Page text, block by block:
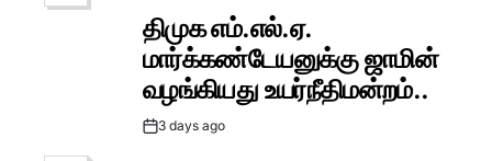
திமுக எம்.எல்.ஏ.
மார்க்கண்டேயனுக்கு ஜாமின்
வழங்கியது உயர்நீதிமன்றம்..
Post3 days ago